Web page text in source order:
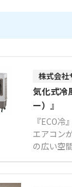
株式会社
気化式冷
ー）』
『ECO冷
エアコン
の広い空
適にする
トクーラ